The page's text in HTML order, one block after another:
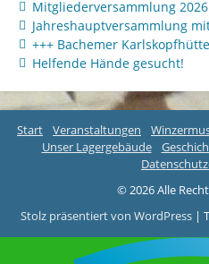
Mitgliederversammlung 2026
Jahreshauptversammlung
+++ Bachemer
Helfende Hände gesucht!
Start Veranstaltungen
Unser Lagergebäude
© 2026 Alle
Stolz präsentiert von WordPress |